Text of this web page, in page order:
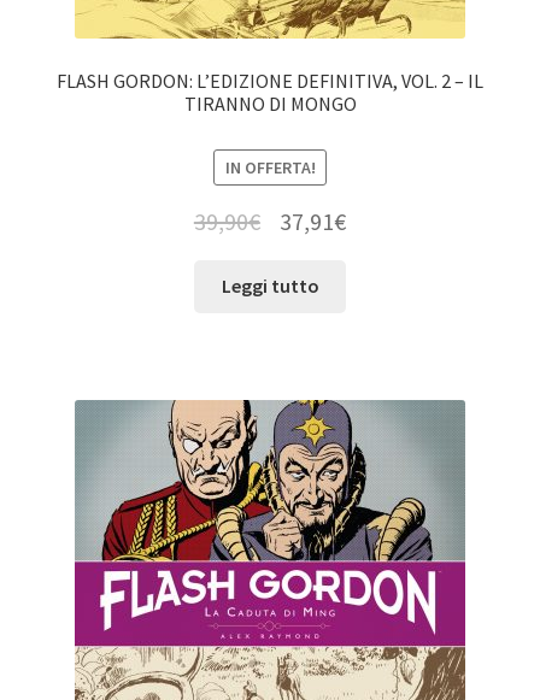
FLASH GORDON: L’EDIZIONE DEFINITIVA, VOL. 2 – IL
TIRANNO DI MONGO
IN OFFERTA!
39,90€ 37,91€
Leggi tutto